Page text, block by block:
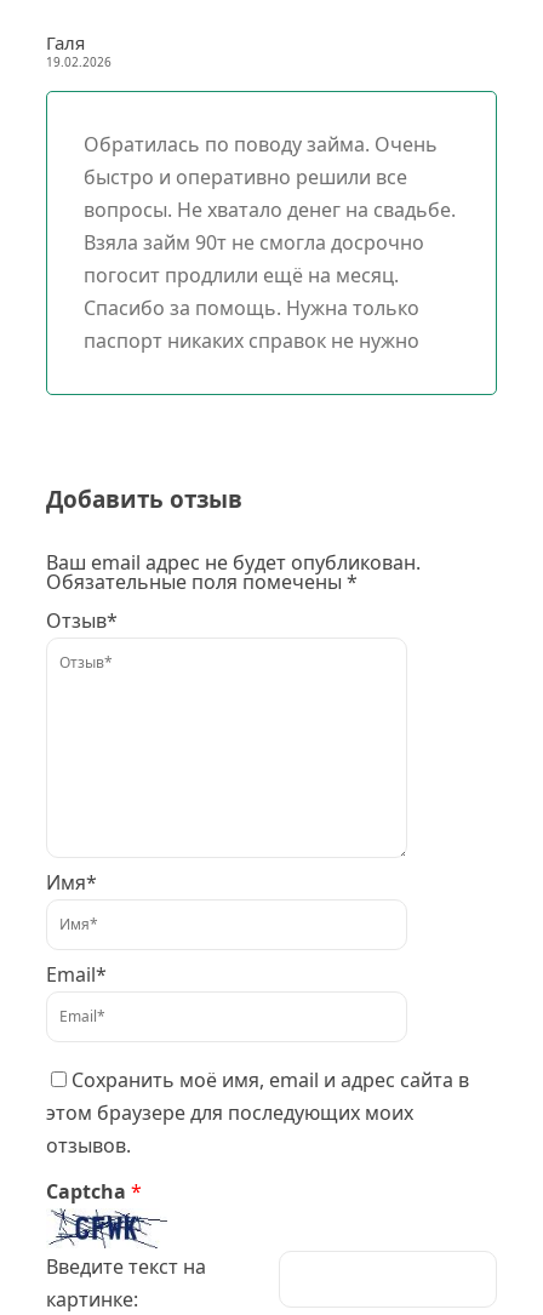
Галя
19.02.2026
Обратилась по поводу займа. Очень
быстро и оперативно решили все
вопросы. Не хватало денег на свадьбе.
Взяла займ 90т не смогла досрочно
погосит продлили ещё на месяц.
Спасибо за помощь. Нужна только
паспорт никаких справок не нужно
Добавить отзыв
Ваш email адрес не будет опубликован.
Обязательные поля помечены *
Отзыв*
Имя*
Email*
Сохранить моё имя, email и адрес сайта в
этом браузере для последующих моих
отзывов.
Captcha *
Введите текст на
картинке: